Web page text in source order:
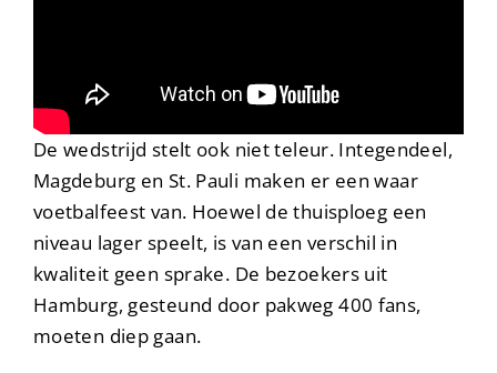
De wedstrijd stelt ook niet teleur. Integendeel,
Magdeburg en St. Pauli maken er een waar
voetbalfeest van. Hoewel de thuisploeg een
niveau lager speelt, is van een verschil in
kwaliteit geen sprake. De bezoekers uit
Hamburg, gesteund door pakweg 400 fans,
moeten diep gaan.